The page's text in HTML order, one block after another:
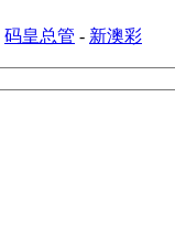
码皇总管 - 新澳彩